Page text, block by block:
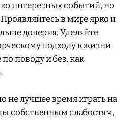
интересных событий, но
в мире ярко и
доверия. Уделяйте
подходу к жизни
поводу и без, как
не лучшее время играть на
собственным слабостям,